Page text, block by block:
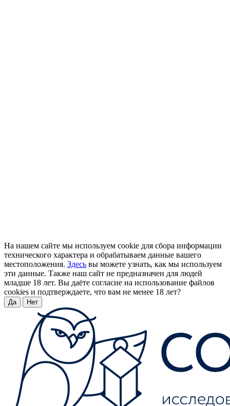
На нашем сайте мы используем cookie для сбора информации
технического характера и обрабатываем данные вашего
местоположения. Здесь вы можете узнать, как мы используем
эти данные. Также наш сайт не предназначен для людей
младше 18 лет. Вы даёте согласие на использование файлов
cookies и подтверждаете, что вам не менее 18 лет?
Да Нет